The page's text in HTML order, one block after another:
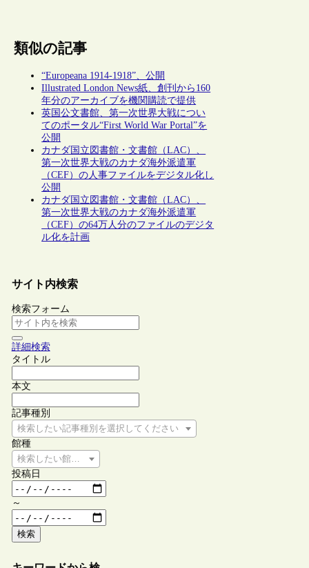
類似の記事
“Europeana 1914-1918”、公開
Illustrated London News紙、創刊から160
年分のアーカイブを機関購読で提供
英国公文書館、第一次世界大戦につい
てのポータル“First World War Portal”を
公開
カナダ国立図書館・文書館（LAC）、
第一次世界大戦のカナダ海外派遣軍
（CEF）の人事ファイルをデジタル化し
公開
カナダ国立図書館・文書館（LAC）、
第一次世界大戦のカナダ海外派遣軍
（CEF）の64万人分のファイルのデジタ
ル化を計画
サイト内検索
検索フォーム
詳細検索
タイトル
本文
記事種別
検索したい記事種別を選択してください
館種
検索したい館種を選択してください
投稿日
～
検索